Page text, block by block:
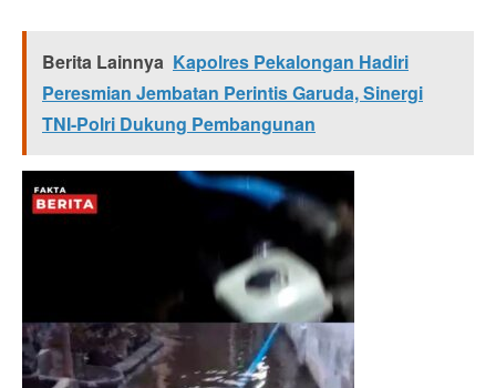
Berita Lainnya Kapolres Pekalongan Hadiri
Peresmian Jembatan Perintis Garuda, Sinergi
TNI-Polri Dukung Pembangunan